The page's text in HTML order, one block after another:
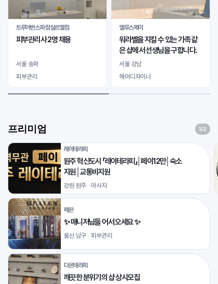
트루어반스파 잠실르엘점
피부관리사 2명 채용
서울 송파
피부관리
엘루스제이
워라벨을 지킬 수 있는 가족 같
은 샵에서 선생님을 구합니다.
서울 강남
헤어디자이너
프리미엄 1/2
레이테라피
원주 혁신도시 「레이테라피」│페이12만│숙소
지원│교통비지원
강원 원주 마사지
헤븐
✨ 매니저님들 어서 오세요 ✨
울산 남구 피부관리
다온테라피
깨끗한 분위기의 샵 상시모집